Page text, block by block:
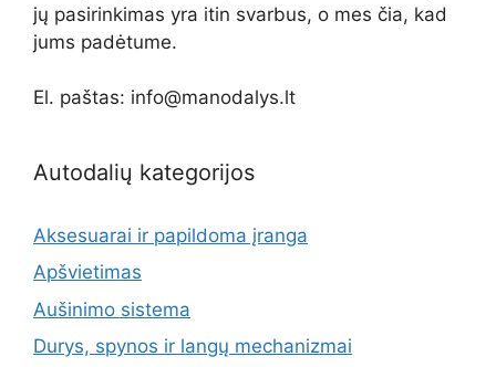
jų pasirinkimas yra itin svarbus, o mes čia, kad
jums padėtume.
El. paštas: info@manodalys.lt
Autodalių kategorijos
Aksesuarai ir papildoma įranga
Apšvietimas
Aušinimo sistema
Durys, spynos ir langų mechanizmai